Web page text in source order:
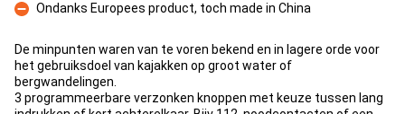
Contre
Ondanks Europees product, toch made in China
De minpunten waren van te voren bekend en in lagere orde voor
het gebruiksdoel van kajakken op groot water of
bergwandelingen.
3 programmeerbare verzonken knoppen met keuze tussen lang